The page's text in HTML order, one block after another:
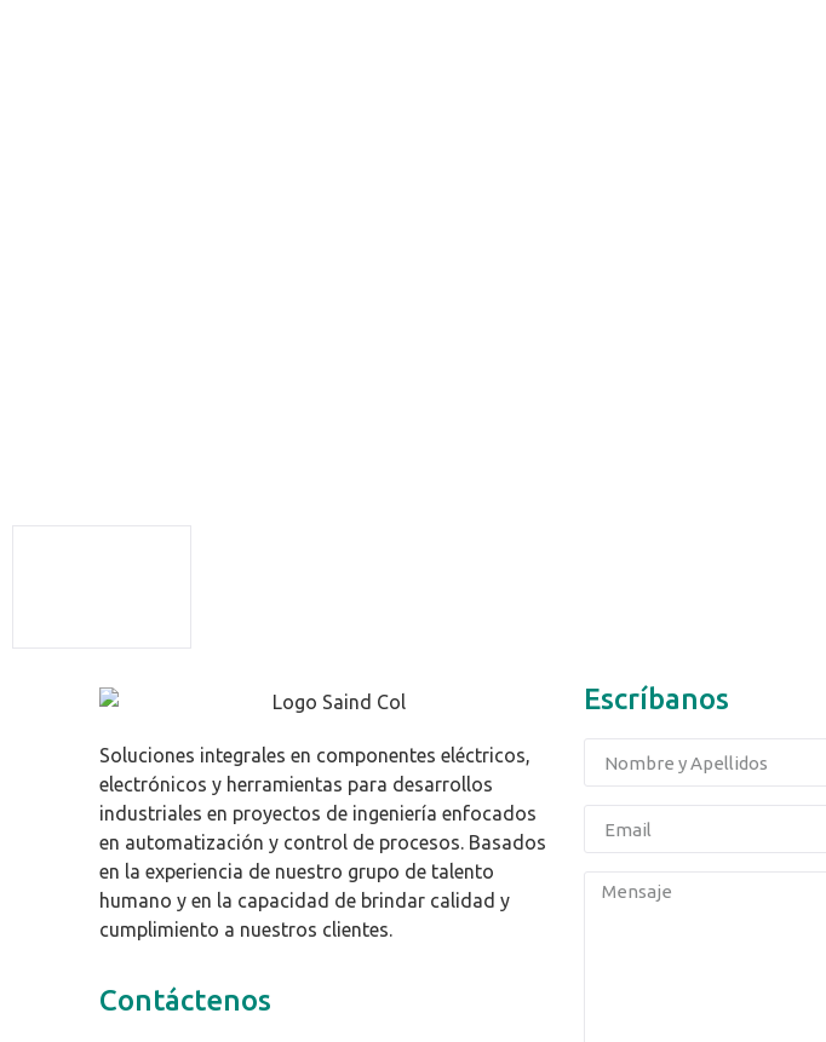
Soluciones integrales en componentes eléctricos,
electrónicos y herramientas para desarrollos
industriales en proyectos de ingeniería enfocados
en automatización y control de procesos. Basados
en la experiencia de nuestro grupo de talento
humano y en la capacidad de brindar calidad y
cumplimiento a nuestros clientes.
Contáctenos
Escríbanos